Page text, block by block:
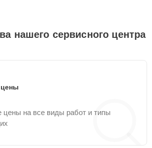
нашего сервисного центра
цены
цены на все виды работ и типы